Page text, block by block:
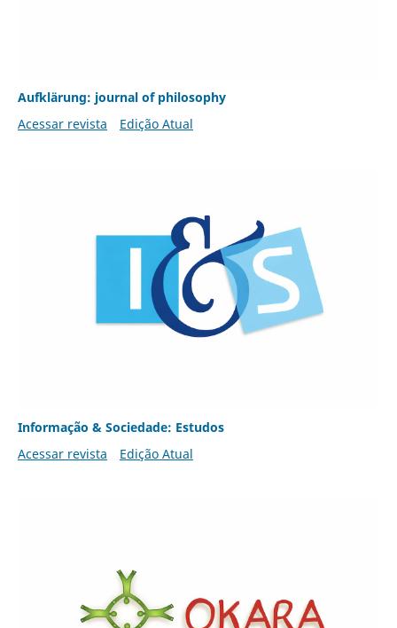
Aufklärung: journal of philosophy
Acessar revista
Edição Atual
Informação & Sociedade: Estudos
Acessar revista
Edição Atual